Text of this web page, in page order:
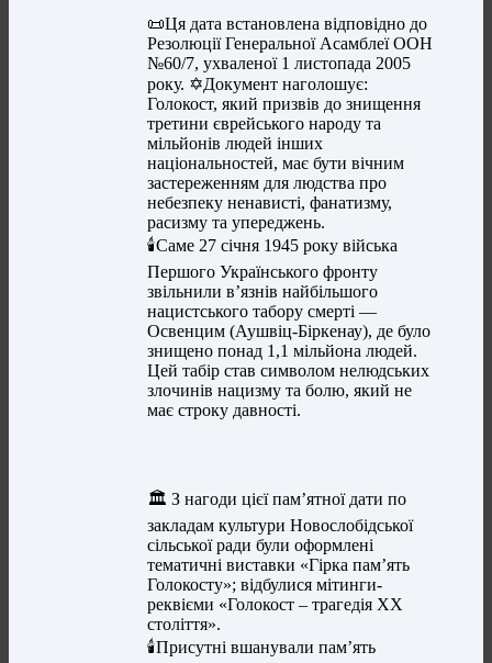
📜Ця дата встановлена відповідно до
Резолюції Генеральної Асамблеї ООН
№60/7, ухваленої 1 листопада 2005
року. ✡️Документ наголошує:
Голокост, який призвів до знищення
третини єврейського народу та
мільйонів людей інших
національностей, має бути вічним
застереженням для людства про
небезпеку ненависті, фанатизму,
расизму та упереджень.
🕯️Саме 27 січня 1945 року війська
Першого Українського фронту
звільнили в’язнів найбільшого
нацистського табору смерті —
Освенцим (Аушвіц-Біркенау), де було
знищено понад 1,1 мільйона людей.
Цей табір став символом нелюдських
злочинів нацизму та болю, який не
має строку давності.
🏛️ З нагоди цієї пам’ятної дати по
закладам культури Новослобідської
сільської ради були оформлені
тематичні виставки «Гірка пам’ять
Голокосту»; відбулися мітинги-
реквієми «Голокост – трагедія ХХ
століття».
🕯️Присутні вшанували пам’ять